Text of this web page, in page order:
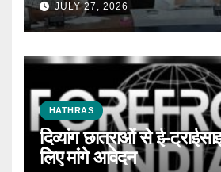
JULY 27, 2026
HATHRAS
दिव्यांग छात्राओं से ई-
लिए मांगे आवेदन